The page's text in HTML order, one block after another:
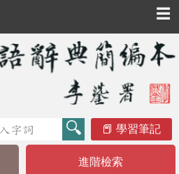
☰
學習筆記
進階檢索